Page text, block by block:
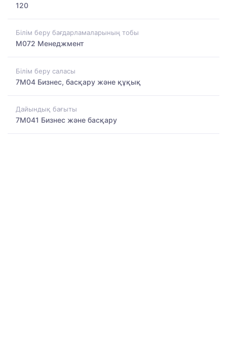
120
Білім беру бағдарламаларының тобы
M072 Менеджмент
Білім беру саласы
7M04 Бизнес, басқару және құқық
Дайындық бағыты
7M041 Бизнес және басқару